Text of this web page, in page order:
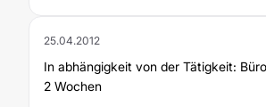
25.04.2012
In abhängigkeit von der Tätigkeit:
2 Wochen